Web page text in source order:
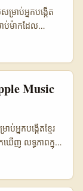
ងភាពត្រឹមត្រូវគឺ
transparency)
បានបង្ហាញថា
។ ខាង
ក្នុងការទាក់ទង
Snapshot) 🧩
Active
12% 8% 9%
💸 Paid
8.5/10 7/10
គំរូ A, B, C៖ A
សិទ្ធភាព (Option
រាប់អ្នកបង្កើត
ាប់ម៉ាកដែល
— មានពីរ
រិបទអន្តរជាតិ
(DCAA)
យៈ
reference
អាច represent
ៅលើឆានែលថ្មីៗ
ងរកម៉ាក
creative, ការ
Music
អ្នកបង្កើតខ្មែរ
ឃើញ លទ្ធភាពក្នុង
រឹមតែជាសេវា